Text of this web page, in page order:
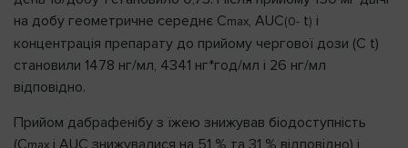
на добу геометричне середнє Cmax, AUC(0- t) і
концентрація препарату до прийому чергової дози (C t)
становили 1478 нг/мл, 4341 нг*год/мл і 26 нг/мл
відповідно.
Прийом дабрафенібу з їжею знижував біодоступність
(C
і AUC знижувалися на 51 % та 31 % відповідно) і